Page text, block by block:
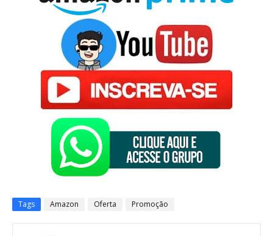
Tags Amazon Oferta Promoção